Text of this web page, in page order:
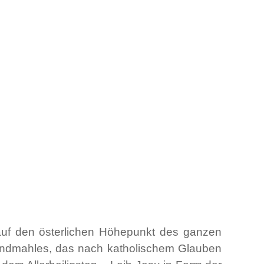
den österlichen Höhepunkt des ganzen
das nach katholischem Glauben